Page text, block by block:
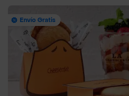
Envío Gratis